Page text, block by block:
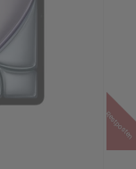
Restposten